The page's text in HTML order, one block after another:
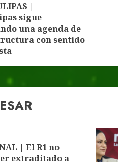
|
sigue
una agenda de
con sentido
DE 2026 0
| El R1 no
extraditado a